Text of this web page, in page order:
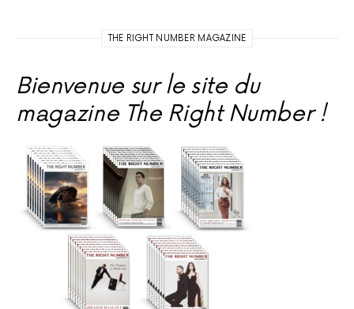
THE RIGHT NUMBER MAGAZINE
Bienvenue sur le site du
magazine The Right Number !